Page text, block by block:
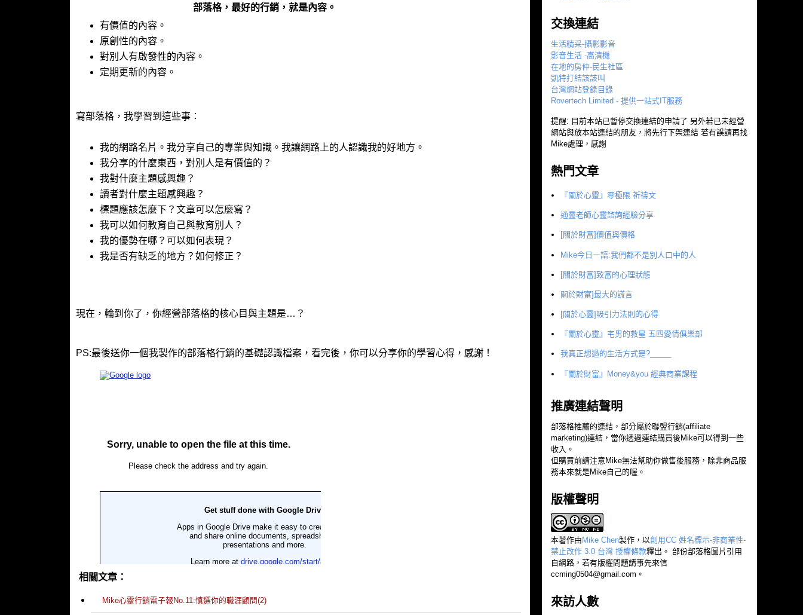
部落格，最好的行銷，就是內容。
有價值的內容。
原創性的內容。
對別人有啟發性的內容。
定期更新的內容。
寫部落格，我學習到這些事︰
我的網路名片。我分享自己的專業與知識。我讓網路上的人認識我的好地方。
我分享的什麼東西，對別人是有價值的？
我對什麼主題感興趣？
讀者對什麼主題感興趣？
標題應該怎麼下？文章可以怎麼寫？
我可以如何教育自己與教育別人？
我的優勢在哪？可以如何表現？
我是否有缺乏的地方？如何修正？
現在，輪到你了，你經營部落格的核心目與主題是…？
PS:最後送你一個我製作的部落格行銷的基礎認識檔案，看完後，你可以分享你的學習心得，感謝！
相關文章：
Mike心靈行銷電子報No.11:慎選你的職涯顧問(2)
交換連結
生活精采-攝影影音
影音生活 -高清機
在地的房仲-民生社區
凱特打結該該叫
台灣網站登錄目錄
Rovertech Limited - 提供一站式IT服務
提醒: 目前本站已暫停交換連結的申請了 另外若已未經營
網站與放本站連結的朋友，將先行下架連結 若有誤請再找
Mike處理，感謝
熱門文章
『關於心靈』零極限 祈禱文
通靈老師心靈諮詢經驗分享
[關於財富]價值與價格
Mike今日一語:我們都不是別人口中的人
[關於財富]致富的心理狀態
關於財富]最大的謊言
[關於心靈]吸引力法則的心得
『關於心靈』宅男的救星 五四愛情俱樂部
我真正想過的生活方式是?_____
『關於財富』Money&you 經典商業課程
推廣連結聲明
部落格推薦的連結，部分屬於聯盟行銷(affiliate
marketing)連結，當你透過連結購買後Mike可以得到一些
收入。
但購買前請注意Mike無法幫助你做售後服務，除非商品服
務本來就是Mike自己的喔。
版權聲明
本著作由 Mike Chen製作，以創用CC 姓名標示-非商業性-
禁止改作 3.0 台灣 授權條款釋出。 部份部落格圖片引用
自網路，若有版權問題請事先來信
ccming0504@gmail.com 。
來訪人數